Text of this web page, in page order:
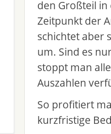
den Großteil
Zeitpunkt der
schichtet aber
um. Sind es
stoppt man
Auszahlen
So profitiert
kurzfristige